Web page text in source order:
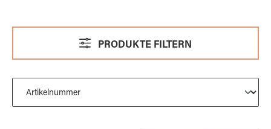
PRODUKTE FILTERN